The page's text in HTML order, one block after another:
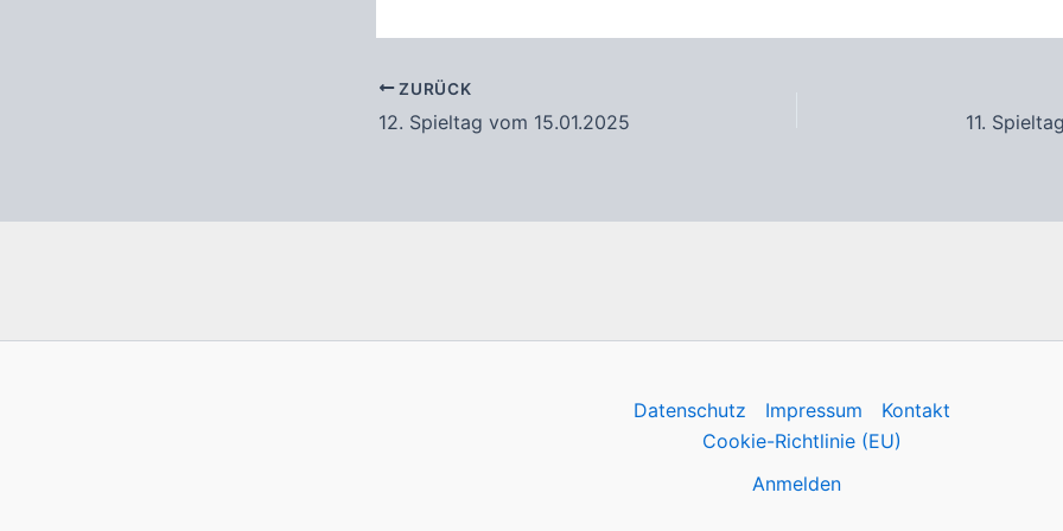
ZURÜCK
12. Spieltag vom 15.01.2025 11.
Datenschutz Impressum
Kontakt
Cookie-Richtlinie (EU)
Anmelden